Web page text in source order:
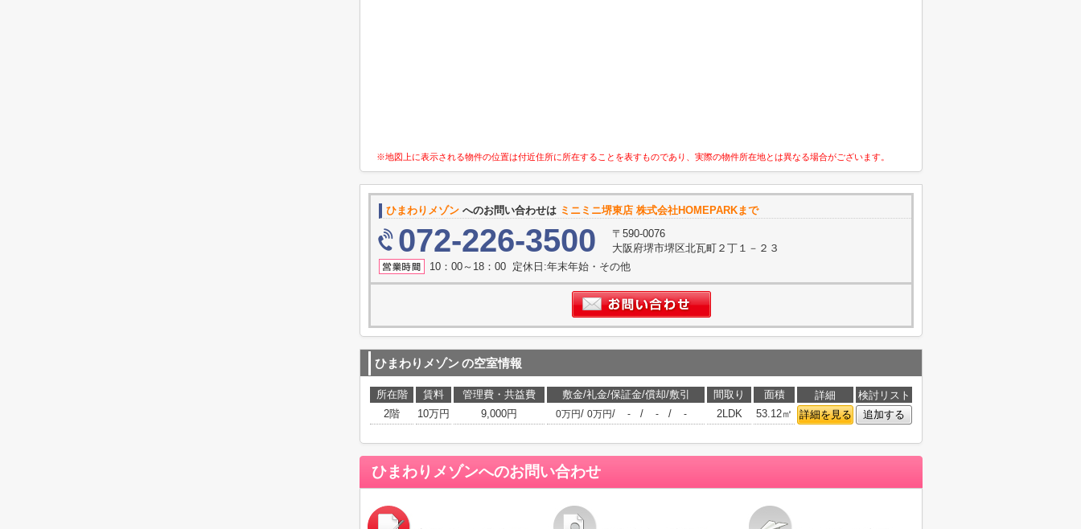
※地図上に表示される物件の位置は付近住所に所在することを表すものであり、実際の物件所在地とは異なる場合がございます。
ひまわりメゾン へのお問い合わせは ミニミニ堺東店 株式会社HOMEPARKまで
072-226-3500
〒590-0076
大阪府堺市堺区北瓦町２丁１－２３
10：00～18：00 定休日:年末年始・その他
ひまわりメゾンの空室情報
所在階 賃料 管理費・共益費 敷金/礼金/保証金/償却/敷引 間取り 面積 詳細
検討リスト
2階
10万円 9,000円 0万円/ 0万円/ - / - / - 2LDK 53.12㎡ 詳細を見る 追加する
ひまわりメゾンへのお問い合わせ